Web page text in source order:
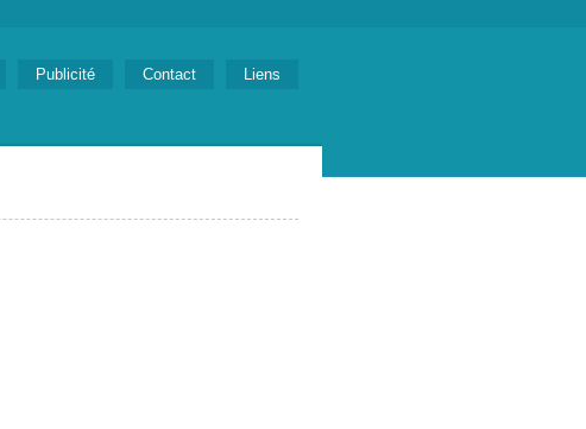
Publicité Contact Liens